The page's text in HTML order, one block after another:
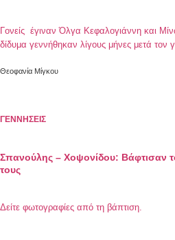
Γονείς έγιναν Όλγα Κεφαλογιάννη και
δίδυμα γεννήθηκαν λίγους μήνες μετά τον
Θεοφανία Μίγκου
ΓΕΝΝΗΣΕΙΣ
Σπανούλης – Χοψονίδου: Βάφτισαν
τους
Δείτε φωτογραφίες από τη βάπτιση.